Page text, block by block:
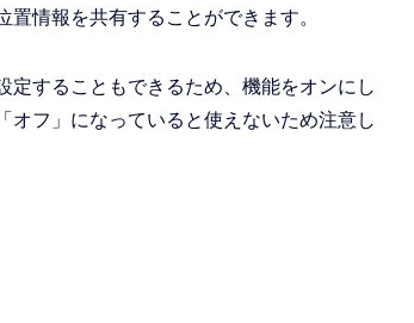
情報を共有することができます。
することもできるため、機能をオンにし
フ」になっていると使えないため注意し